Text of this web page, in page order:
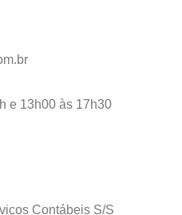
e 13h00 às 17h30
Contábeis S/S